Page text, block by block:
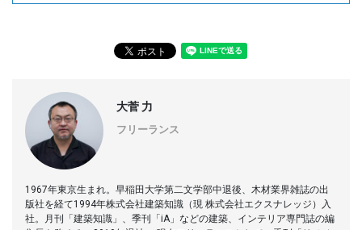
大菅 力
フリーランス
1967年東京生まれ。早稲田大学第二文学部中退後、木材業界雑誌の出
版社を経て1994年株式会社建築知識（現 株式会社エクスナレッジ）入
社。月刊「建築知識」、季刊「iA」などの建築、インテリア専門誌の編